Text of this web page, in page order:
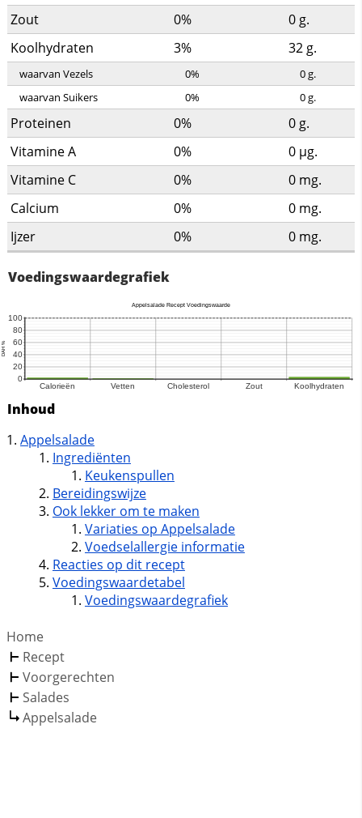
Zout 0% 0 g.
Koolhydraten
3% 32 g.
waarvan Vezels 0% 0g.
waarvan Suikers
0% 0g.
Proteinen 0% 0 g.
Vitamine A
0% 0 µg.
Vitamine C
0% 0 mg.
Calcium
0% 0 mg.
Ijzer
0% 0 mg.
Voedingswaardegrafiek
Inhoud
Appelsalade
Ingrediënten
Keukenspullen
Bereidingswijze
Ook lekker om te maken
Variaties op Appelsalade
Voedselallergie informatie
Reacties op dit recept
Voedingswaardetabel
Voedingswaardegrafiek
Home
Recept
Voorgerechten
Salades
Appelsalade